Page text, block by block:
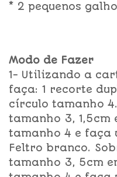
* 2 pequenos
Modo de Fazer
1- Utilizando a
faça: 1 recorte
círculo tamanho
tamanho 3, 1,5cm
tamanho 4 e faça
Feltro branco.
tamanho 3, 5cm